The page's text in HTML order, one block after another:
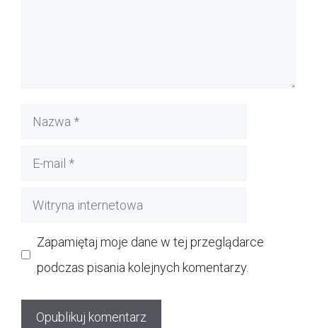
Nazwa
Witryna
Zapamiętaj moje dane w tej przeglądarce
podczas pisania kolejnych komentarzy.